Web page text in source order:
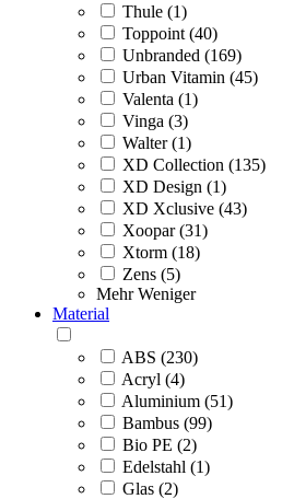
Thule (1)
Toppoint (40)
Unbranded (169)
Urban Vitamin (45)
Valenta (1)
Vinga (3)
Walter (1)
XD Collection (135)
XD Design (1)
XD Xclusive (43)
Xoopar (31)
Xtorm (18)
Zens (5)
Mehr Weniger
Material
ABS (230)
Acryl (4)
Aluminium (51)
Bambus (99)
Bio PE (2)
Edelstahl (1)
Glas (2)